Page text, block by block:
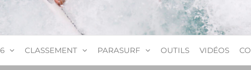
CLASSEMENT PARASURF OUTILS VIDÉOS